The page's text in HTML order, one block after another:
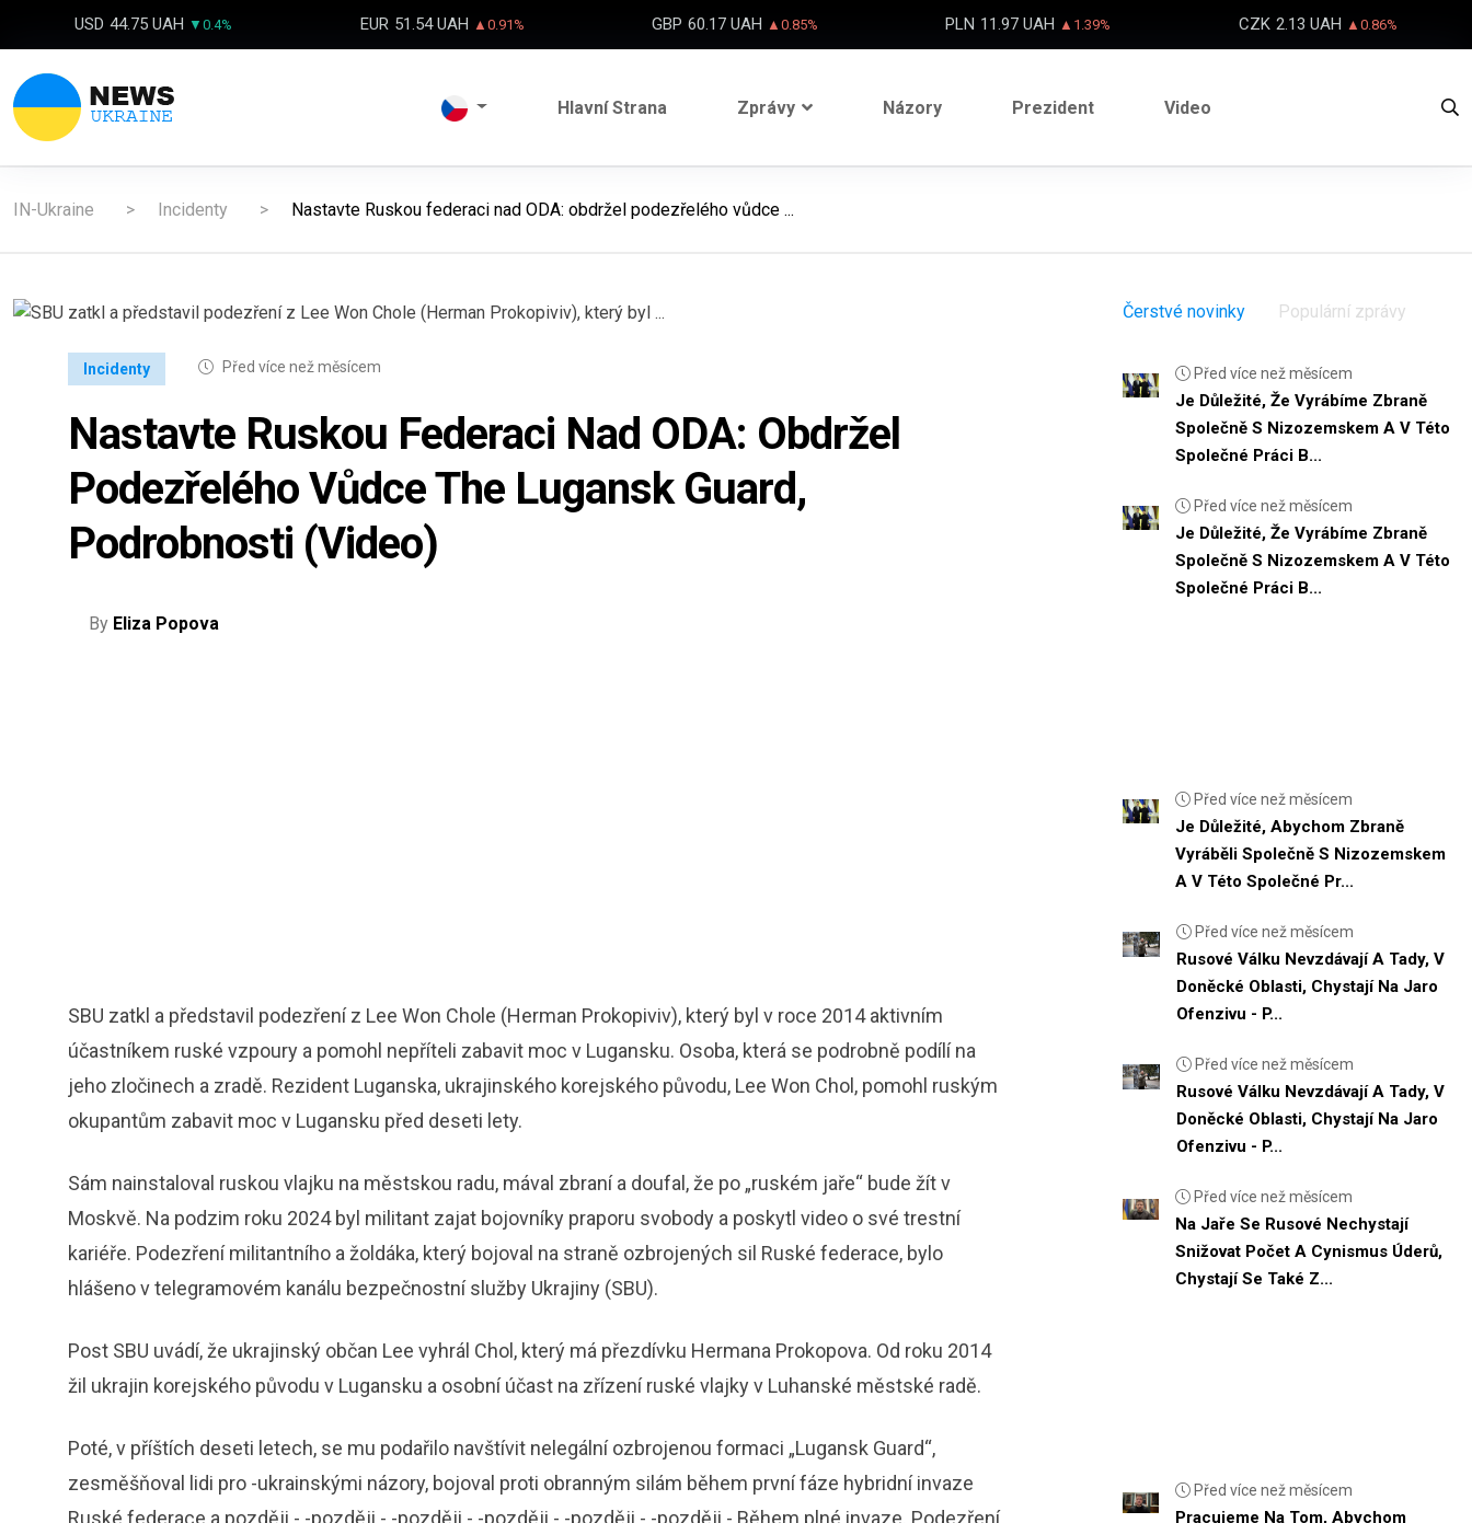
USD 44.75 UAH ▼0.4% EUR 51.54 UAH ▲0.91% GBP 60.17 UAH ▲0.85% PLN 11.97 UAH ▲1.39% CZK 2.13 UAH ▲0.86%
Hlavní Strana Zprávy Názory Prezident Video
IN-Ukraine Incidenty Nastavte Ruskou federaci nad ODA: obdržel podezřelého vůdce ...
Incidenty Před více než měsícem
Nastavte Ruskou Federaci Nad ODA: Obdržel
Podezřelého Vůdce The Lugansk Guard,
Podrobnosti (video)
By Eliza Popova
SBU zatkl a představil podezření z Lee Won Chole (Herman Prokopiviv), který byl v roce 2014 aktivním
účastníkem ruské vzpoury a pomohl nepříteli zabavit moc v Lugansku. Osoba, která se podrobně podílí na
jeho zločinech a zradě. Rezident Luganska, ukrajinského korejského původu, Lee Won Chol, pomohl ruským
okupantům zabavit moc v Lugansku před deseti lety.
Sám nainstaloval ruskou vlajku na městskou radu, mával zbraní a doufal, že po „ruském jaře“ bude žít v
Moskvě. Na podzim roku 2024 byl militant zajat bojovníky praporu svobody a poskytl video o své trestní
kariéře. Podezření militantního a žoldáka, který bojoval na straně ozbrojených sil Ruské federace, bylo
hlášeno v telegramovém kanálu bezpečnostní služby Ukrajiny (SBU).
Post SBU uvádí, že ukrajinský občan Lee vyhrál Chol, který má přezdívku Hermana Prokopova. Od roku 2014
žil ukrajin korejského původu v Lugansku a osobní účast na zřízení ruské vlajky v Luhanské městské radě.
Poté, v příštích deseti letech, se mu podařilo navštívit nelegální ozbrojenou formaci „Lugansk Guard“,
zesměšňoval lidi pro -ukrainskými názory, bojoval proti obranným silám během první fáze hybridní invaze
Ruské federace a později - -později - -později - -později - -později - -později - Během plné invaze. Podezření
Čerstvé novinky Populární zprávy
Před více než měsícem
Je Důležité, Že Vyrábíme Zbraně
Společně S Nizozemskem A V Této
Společné Práci B...
Před více než měsícem
Je Důležité, Že Vyrábíme Zbraně
Společně S Nizozemskem A V Této
Společné Práci B...
Před více než měsícem
Je Důležité, Abychom Zbraně
Vyráběli Společně S Nizozemskem
A V Této Společné Pr...
Před více než měsícem
Rusové Válku Nevzdávají A Tady, V
Doněcké Oblasti, Chystají Na Jaro
Ofenzivu - P...
Před více než měsícem
Rusové Válku Nevzdávají A Tady, V
Doněcké Oblasti, Chystají Na Jaro
Ofenzivu - P...
Před více než měsícem
Na Jaře Se Rusové Nechystají
Snižovat Počet A Cynismus Úderů,
Chystají Se Také Z...
Před více než měsícem
Pracujeme Na Tom, Abychom